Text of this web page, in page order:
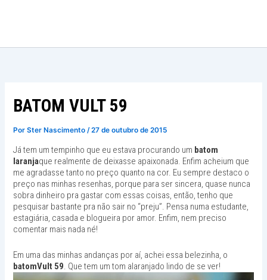
conteúdo
BATOM VULT 59
PorSter Nascimento/27 de outubro de 2015
Já tem um tempinho que eu estava procurando um batom
laranjaque realmente de deixasse apaixonada. Enfim acheium que
me agradasse tanto no preço quanto na cor. Eu sempre destaco o
preço nas minhas resenhas, porque para ser sincera, quase nunca
sobra dinheiro pra gastar com essas coisas, então, tenho que
pesquisar bastante pra não sair no “preju”. Pensa numa estudante,
estagiária, casada e blogueira por amor. Enfim, nem preciso
comentar mais nada né!
Em uma das minhas andanças por aí, achei essa belezinha, o
batomVult 59. Que tem um tom alaranjado lindo de se ver!